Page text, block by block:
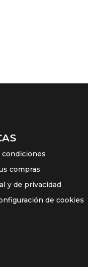
condiciones
compras
y de privacidad
de cookies